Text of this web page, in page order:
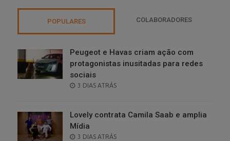
POPULARES COLABORADORES
Peugeot e Havas criam ação com
protagonistas inusitadas para redes
sociais
POSTED
3 DIAS ATRÁS
Lovely contrata Camila Saab e amplia
Mídia
POSTED
3 DIAS ATRÁS